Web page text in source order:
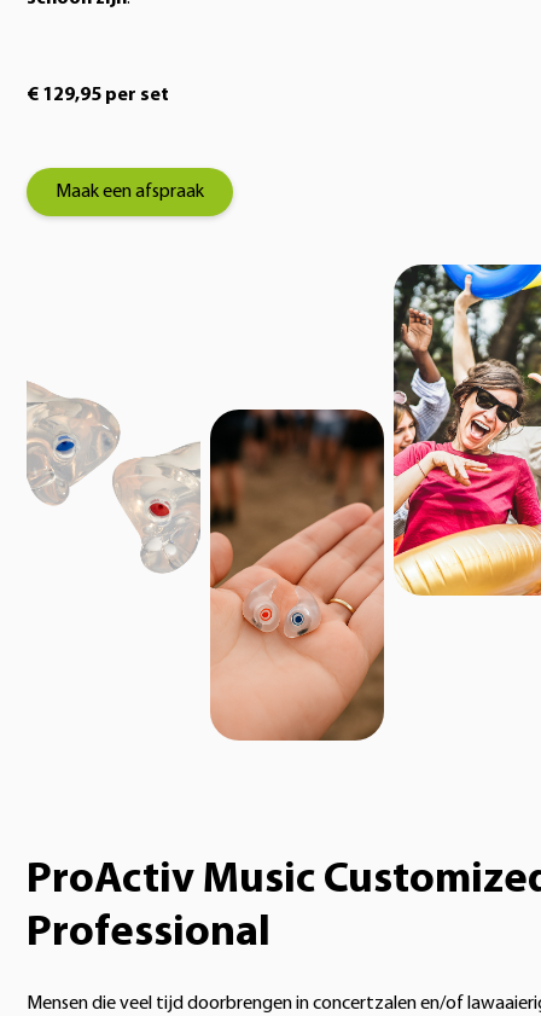
€ 129,95 per set
Maak een afspraak
ProActiv Music
Professional
Mensen die veel tijd doorbrengen in concertzalen en/of